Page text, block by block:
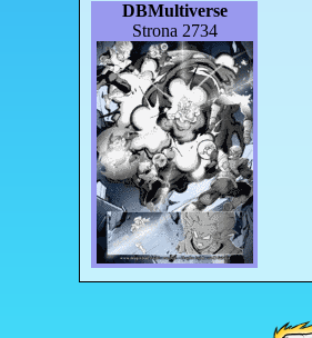
DBMultiverse
Strona 2734